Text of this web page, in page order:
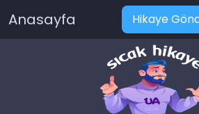
Anasayfa Hikaye